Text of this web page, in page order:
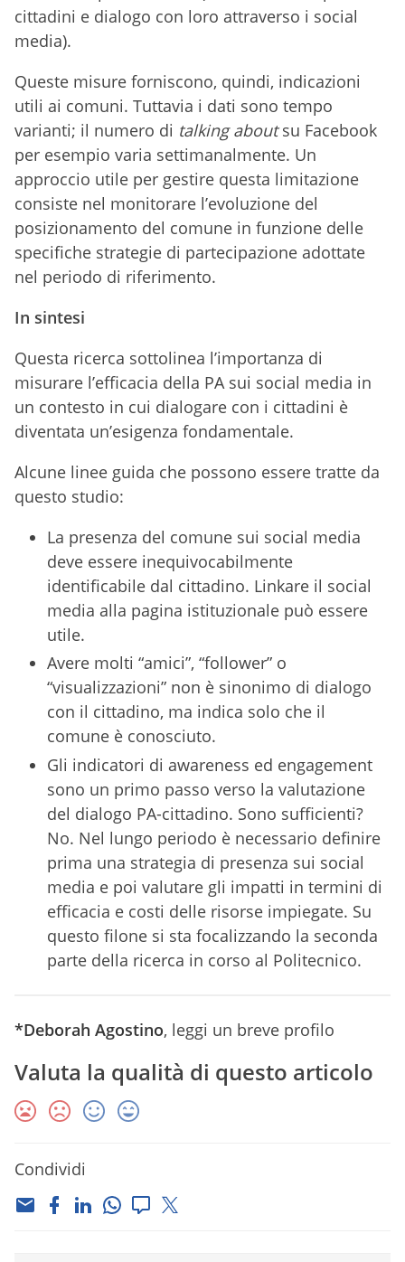
cittadini e dialogo con loro attraverso i social
media).
Queste misure forniscono, quindi, indicazioni
utili ai comuni. Tuttavia i dati sono tempo
varianti; il numero di talking aboutsu Facebook
per esempio varia settimanalmente. Un
approccio utile per gestire questa limitazione
consiste nel monitorare l’evoluzione del
posizionamento del comune in funzione delle
specifiche strategie di partecipazione adottate
nel periodo di riferimento.
In sintesi
Questa ricerca sottolinea l’importanza di
misurare l’efficacia della PA sui social media in
un contesto in cui dialogare con i cittadini è
diventata un’esigenza fondamentale.
Alcune linee guida che possono essere tratte da
questo studio:
La presenza del comune sui social media
deve essere inequivocabilmente
identificabile dal cittadino. Linkare il social
media alla pagina istituzionale può essere
utile.
Avere molti “amici”, “follower” o
“visualizzazioni” non è sinonimo di dialogo
con il cittadino, ma indica solo che il
comune è conosciuto.
Gli indicatori di awareness ed engagement
sono un primo passo verso la valutazione
del dialogo PA-cittadino. Sono sufficienti?
No. Nel lungo periodo è necessario definire
prima una strategia di presenza sui social
media e poi valutare gli impatti in termini di
efficacia e costi delle risorse impiegate. Su
questo filone si sta focalizzando la seconda
parte della ricerca in corso al Politecnico.
*Deborah Agostino, leggi un breve profilo
Valuta la qualità di questo articolo
Condividi